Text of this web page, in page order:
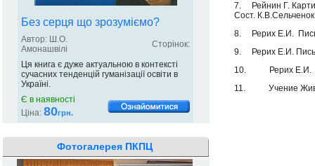
Без серця що зрозуміємо?
Автор: Ш.О.
Амонашвілі
Сторінок:
Ця книга є дуже актуальною в контексті
сучасних тенденцій гуманізації освіти в
Україні.
Є в наявності
Ціна: 80грн.
Фотогалерея ПКПЦ
7. Рейнин Г.
Сост.
8. Рерих Е.И.
9. Рерих Е.И.
10. Рерих Е.И.
11. Учение Живой